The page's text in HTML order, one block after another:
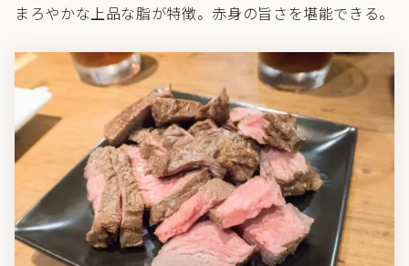
まろやかな上品な脂が特徴。赤身の旨さを堪能できる。